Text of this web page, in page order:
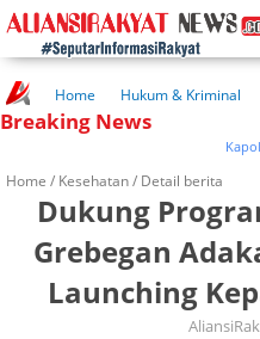
Home Hukum & Kriminal
Kuliner Rakyat
Wisata Rakyat
Breaking News
Kapolres
Home / Kesehatan/ Detail berita
Dukung
Grebegan
Launching